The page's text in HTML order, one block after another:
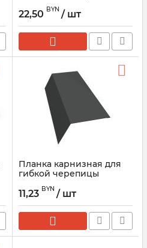
22,50 BYN / шт
Планка карнизная для
гибкой черепицы
11,23 BYN / шт